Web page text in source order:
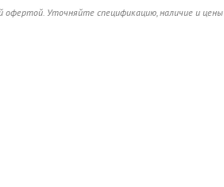
офертой. Уточняйте спецификацию, наличие и цены